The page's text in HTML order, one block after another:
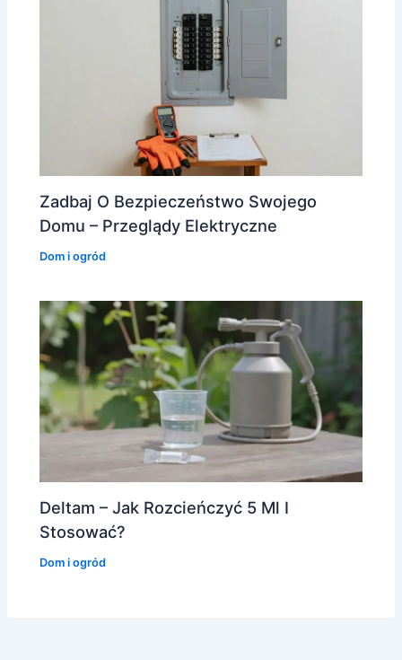
Zadbaj O Bezpieczeństwo Swojego
Domu – Przeglądy Elektryczne
Dom i ogród
Deltam – Jak Rozcieńczyć 5 Ml I
Stosować?
Dom i ogród